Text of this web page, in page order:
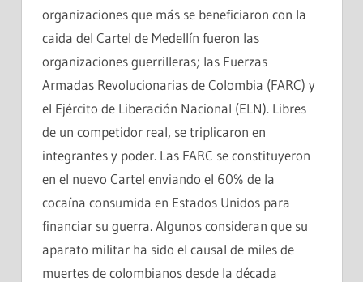
organizaciones que más se beneficiaron con la
caida del Cartel de Medellín fueron las
organizaciones guerrilleras; las Fuerzas
Armadas Revolucionarias de Colombia (FARC) y
el Ejército de Liberación Nacional (ELN). Libres
de un competidor real, se triplicaron en
integrantes y poder. Las FARC se constituyeron
en el nuevo Cartel enviando el 60% de la
cocaína consumida en Estados Unidos para
financiar su guerra. Algunos consideran que su
aparato militar ha sido el causal de miles de
muertes de colombianos desde la década